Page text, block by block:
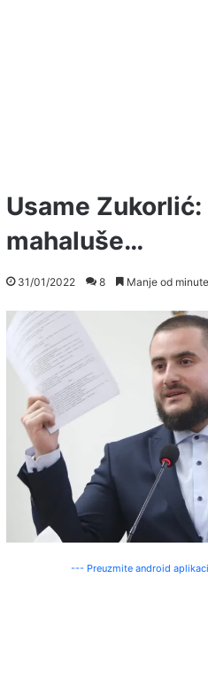
Usame
mahaluše…
31/01/2022 8 Manje od minute
--- Preuzmite android